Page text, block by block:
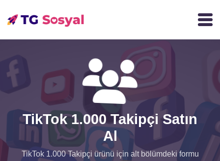
TikTok 1.000 Takipçi Satın
Al
TikTok 1.000 Takipçi ürünü için alt bölümdeki formu